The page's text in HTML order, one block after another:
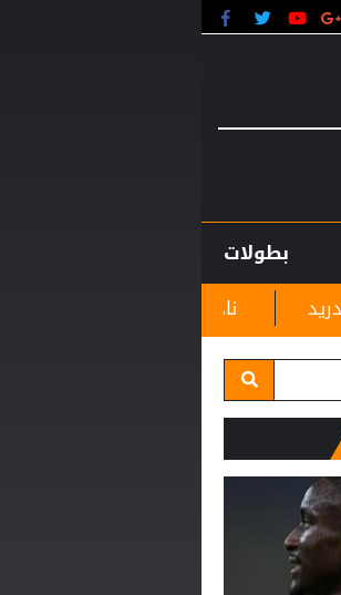
بطولات
يستقبل مدربه الجديد غاسانين